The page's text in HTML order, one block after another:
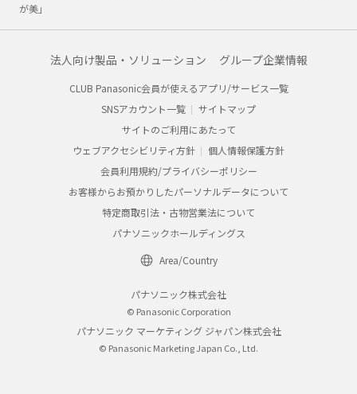
が美」
法人向け製品・ソリューション グループ企業情報
CLUB Panasonic会員が使えるアプリ/サービス一覧
SNSアカウント一覧
サイトマップ
サイトのご利用にあたって
ウェブアクセシビリティ方針
個人情報保護方針
会員利用規約/プライバシーポリシー
お客様からお預かりしたパーソナルデータについて
特定商取引法・古物営業法について
パナソニックホールディングス
Area/Country
パナソニック株式会社
© Panasonic Corporation
パナソニック マーケティング ジャパン株式会社
© Panasonic Marketing Japan Co., Ltd.